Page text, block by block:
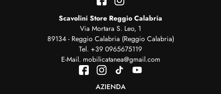
Scavolini Store Reggio Calabria
Via Mortara S. Leo, 1
89134 - Reggio Calabria (Reggio Calabria)
Tel. +39 0965675119
E-Mail. mobilicatanea@gmail.com
AZIENDA